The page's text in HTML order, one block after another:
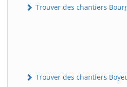
Trouver des chantiers
Trouver des chantiers